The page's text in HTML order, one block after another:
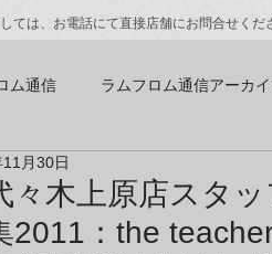
ては、お電話にて直接店舗にお問合せくだ
ム通信 ラムフロム通信アーカ
リエイター紹介
々木上原店スタ
2011：the
月30日